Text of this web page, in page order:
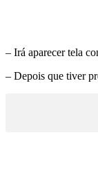
– Irá aparecer tela
– Depois que tiver